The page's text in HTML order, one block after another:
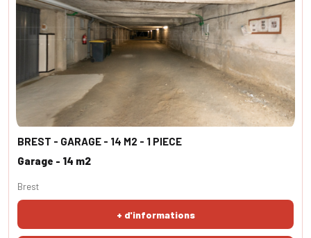
BREST - GARAGE - 14 M2 - 1 PIECE
Garage - 14 m2
+ d'informations
Brest